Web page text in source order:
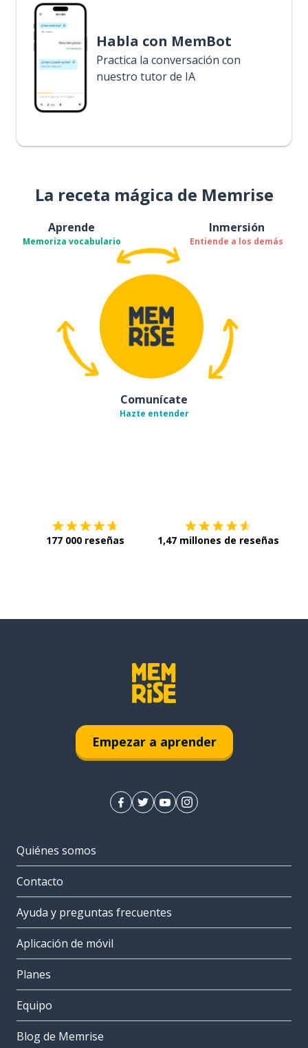
Habla con MemBot
Practica la conversación con
nuestro tutor de IA
La receta mágica de Memrise
Aprende
Memoriza vocabulario
Inmersión
Entiende a los demás
Comunícate
Hazte entender
177 000 reseñas 1,47 millones de reseñas
Empezar a aprender
Quiénes somos
Contacto
Ayuda y preguntas frecuentes
Aplicación de móvil
Planes
Equipo
Blog de Memrise